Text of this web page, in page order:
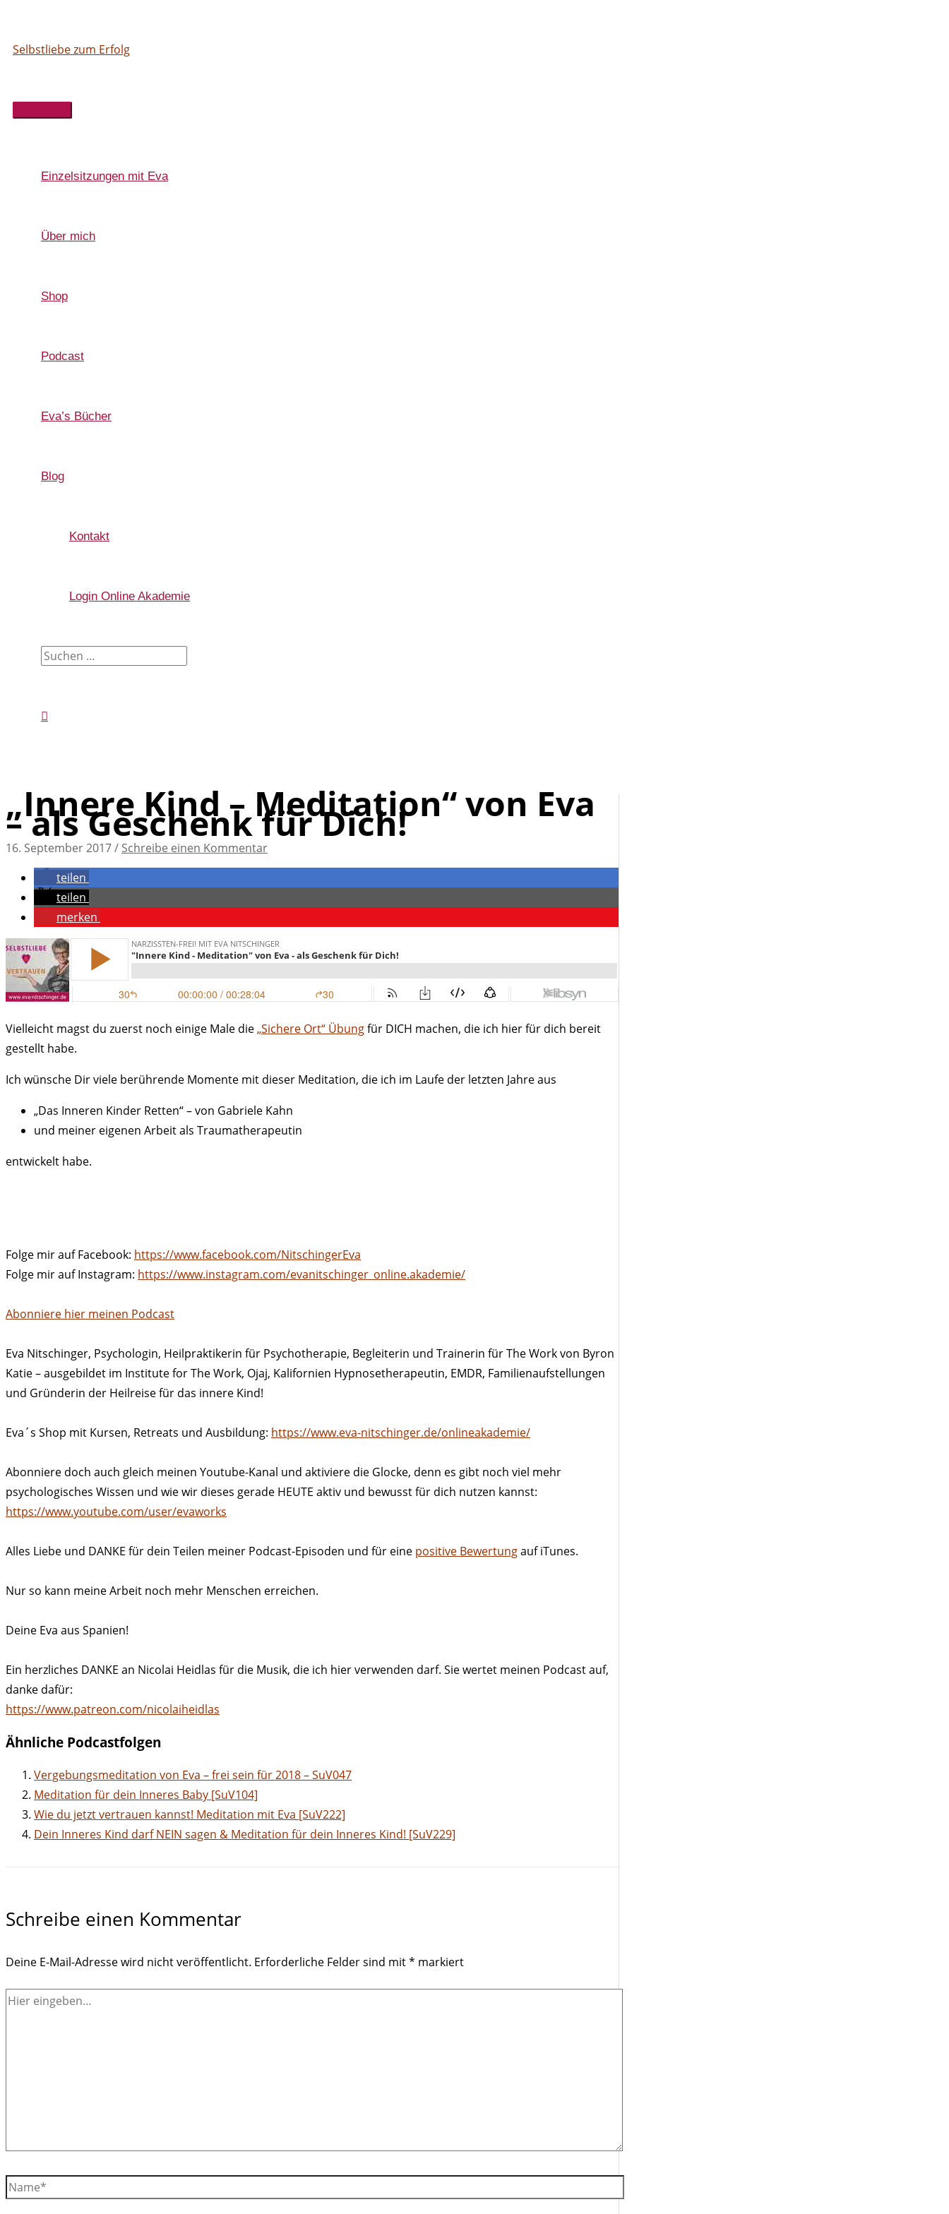
Hauptmenü
Einzelsitzungen mit Eva
Über mich
Shop
Podcast
Eva’s Bücher
Blog
Kontakt
Login Online Akademie
Suchen
nach:
„Innere Kind – Meditation“ von Eva
– als Geschenk für Dich!
16. September 2017/ Schreibe einen Kommentar
teilen
teilen
merken
Vielleicht magst du zuerst noch einige Male die„Sichere Ort“ Übungfür DICH machen, die ich hier für dich bereit
gestellt habe.
Ich wünsche Dir viele berührende Momente mit dieser Meditation, die ich im Laufe der letzten Jahre aus
„Das Inneren Kinder Retten“ – von Gabriele Kahn
und meiner eigenen Arbeit als Traumatherapeutin
entwickelt habe.
Folge mir auf Facebook: https://www.facebook.com/NitschingerEva
Folge mir auf Instagram: https://www.instagram.com/evanitschinger_online.akademie/
Abonniere hier meinen Podcast
Eva Nitschinger, Psychologin, Heilpraktikerin für Psychotherapie, Begleiterin und Trainerin für The Work von Byron
Katie – ausgebildet im Institute for The Work, Ojaj, Kalifornien Hypnosetherapeutin, EMDR, Familienaufstellungen
und Gründerin der Heilreise für das innere Kind!
Eva´s Shop mit Kursen, Retreats und Ausbildung: https://www.eva-nitschinger.de/onlineakademie/
Abonniere doch auch gleich meinen Youtube-Kanal und aktiviere die Glocke, denn es gibt noch viel mehr
psychologisches Wissen und wie wir dieses gerade HEUTE aktiv und bewusst für dich nutzen kannst:
https://www.youtube.com/user/evaworks
Alles Liebe und DANKE für dein Teilen meiner Podcast-Episoden und für eine positive Bewertungauf iTunes.
Nur so kann meine Arbeit noch mehr Menschen erreichen.
Deine Eva aus Spanien!
Ein herzliches DANKE an Nicolai Heidlas für die Musik, die ich hier verwenden darf. Sie wertet meinen Podcast auf,
danke dafür:
https://www.patreon.com/nicolaiheidlas
Ähnliche Podcastfolgen
Vergebungsmeditation von Eva – frei sein für 2018 – SuV047
Meditation für dein Inneres Baby [SuV104]
Wie du jetzt vertrauen kannst! Meditation mit Eva [SuV222]
Dein Inneres Kind darf NEIN sagen & Meditation für dein Inneres Kind! [SuV229]
Schreibe einen Kommentar
Deine E-Mail-Adresse wird nicht veröffentlicht. Erforderliche Felder sind mit* markiert
Hier
Name*